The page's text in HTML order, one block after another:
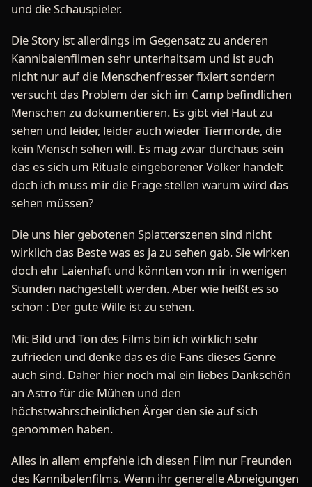
und die Schauspieler.
Die Story ist allerdings im Gegensatz zu anderen
Kannibalenfilmen sehr unterhaltsam und ist auch
nicht nur auf die Menschenfresser fixiert sondern
versucht das Problem der sich im Camp befindlichen
Menschen zu dokumentieren. Es gibt viel Haut zu
sehen und leider, leider auch wieder Tiermorde, die
kein Mensch sehen will. Es mag zwar durchaus sein
das es sich um Rituale eingeborener Völker handelt
doch ich muss mir die Frage stellen warum wird das
sehen müssen?
Die uns hier gebotenen Splatterszenen sind nicht
wirklich das Beste was es ja zu sehen gab. Sie wirken
doch ehr Laienhaft und könnten von mir in wenigen
Stunden nachgestellt werden. Aber wie heißt es so
schön : Der gute Wille ist zu sehen.
Mit Bild und Ton des Films bin ich wirklich sehr
zufrieden und denke das es die Fans dieses Genre
auch sind. Daher hier noch mal ein liebes Dankschön
an Astro für die Mühen und den
höchstwahrscheinlichen Ärger den sie auf sich
genommen haben.
Alles in allem empfehle ich diesen Film nur Freunden
des Kannibalenfilms. Wenn ihr generelle Abneigungen